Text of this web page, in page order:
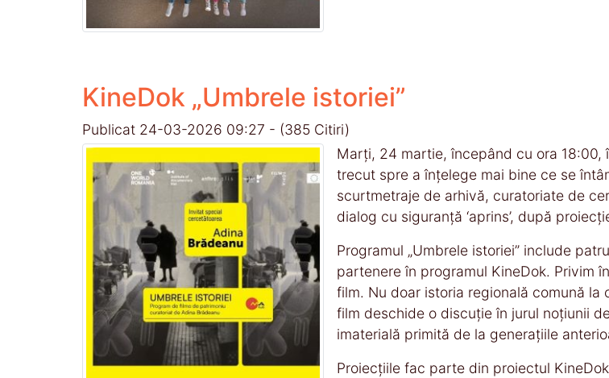
KineDok „Umbrele istoriei”
Publicat 24-03-2026 09:27 - (385 Citiri)
Marți, 24 martie, începând cu ora 18:00,
trecut spre a înțelege mai bine ce se
scurtmetraje de arhivă, curatoriate de
dialog cu siguranță ‘aprins’, după
Programul „Umbrele istoriei” include
partenere în programul KineDok. Privim
film. Nu doar istoria regională comună
film deschide o discuție în jurul noțiunii
imaterială primită de la generațiile
Proiecțiile fac parte din proiectul